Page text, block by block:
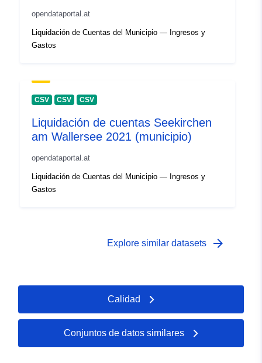
opendataportal.at
Liquidación de Cuentas del Municipio — Ingresos y
Gastos
CSV CSV CSV
Liquidación de cuentas Seekirchen
am Wallersee 2021 (municipio)
opendataportal.at
Liquidación de Cuentas del Municipio — Ingresos y
Gastos
Explore similar datasets arrow_forward
Calidad
Conjuntos de datos similares